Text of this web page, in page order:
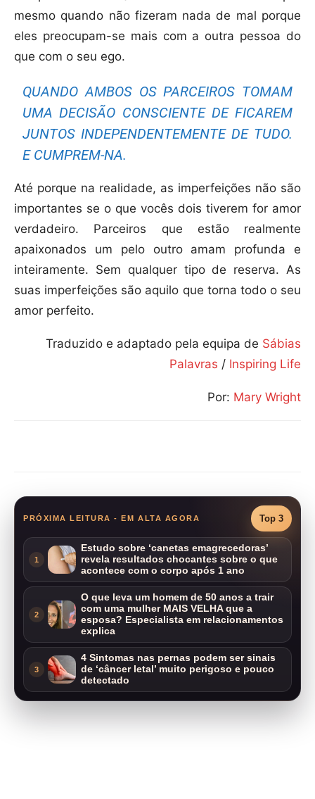
mesmo quando não fizeram nada de mal porque
eles preocupam-se mais com a outra pessoa do
que com o seu ego.
QUANDO AMBOS OS PARCEIROS TOMAM
UMA DECISÃO CONSCIENTE DE FICAREM
JUNTOS INDEPENDENTEMENTE DE TUDO.
E CUMPREM-NA.
Até porque na realidade, as imperfeições não são
importantes se o que vocês dois tiverem for amor
verdadeiro. Parceiros que estão realmente
apaixonados um pelo outro amam profunda e
inteiramente. Sem qualquer tipo de reserva. As
suas imperfeições são aquilo que torna todo o seu
amor perfeito.
Traduzido e adaptado pela equipa de Sábias
Palavras / Inspiring Life
Por: Mary Wright
PRÓXIMA LEITURA - EM ALTA AGORA Top 3
1
Estudo sobre ‘canetas emagrecedoras’
revela resultados chocantes sobre o que
acontece com o corpo após 1 ano
2
O que leva um homem de 50 anos a trair
com uma mulher MAIS VELHA que a
esposa? Especialista em relacionamentos
explica
3
4 Sintomas nas pernas podem ser sinais
de ‘câncer letal’ muito perigoso e pouco
detectado